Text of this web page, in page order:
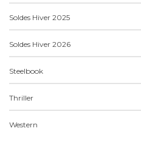
Soldes Hiver 2025
Soldes Hiver 2026
Steelbook
Thriller
Western